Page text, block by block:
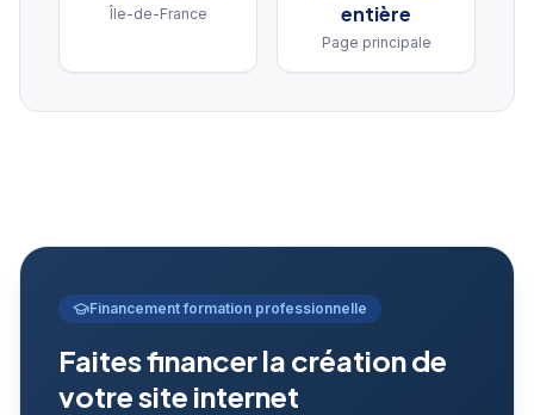
Île-de-France
entière
Page principale
Financement formation professionnelle
Faites financer la création de
votre site internet